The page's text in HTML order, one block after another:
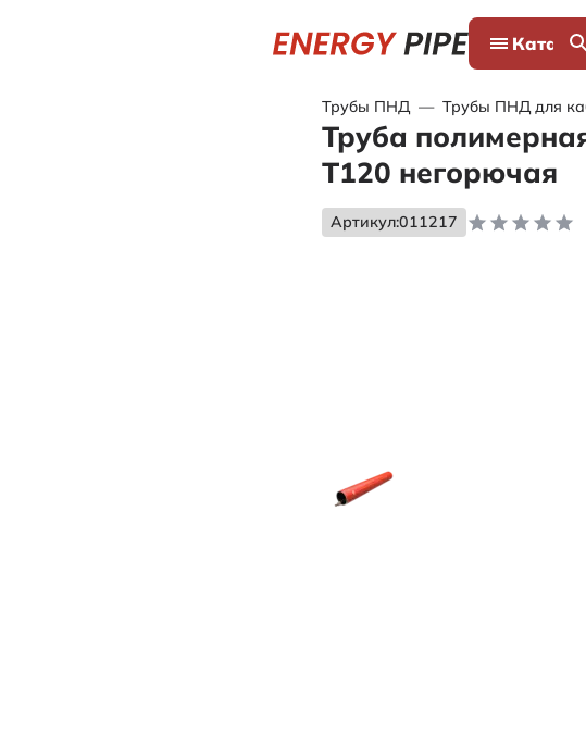
Каталог
Трубы ПНД — Трубы ПНД для
Труба
Т120 негорючая
Артикул:011217